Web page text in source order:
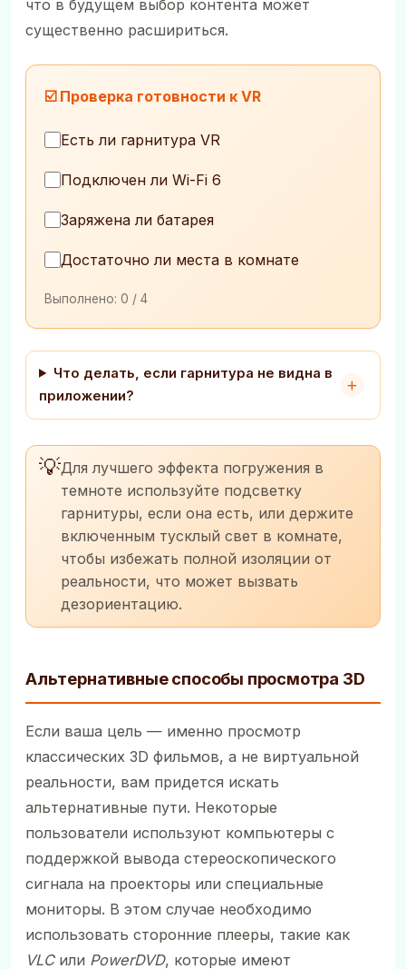
что в будущем выбор контента может
существенно расшириться.
☑️ Проверка готовности к VR
Есть ли гарнитура VR
Подключен ли Wi-Fi 6
Заряжена ли батарея
Достаточно ли места в комнате
Выполнено: 0 / 4
Что делать, если гарнитура не видна в
приложении?
💡Для лучшего эффекта погружения в
темноте используйте подсветку
гарнитуры, если она есть, или держите
включенным тусклый свет в комнате,
чтобы избежать полной изоляции от
реальности, что может вызвать
дезориентацию.
Альтернативные способы просмотра 3D
Если ваша цель — именно просмотр
классических 3D фильмов, а не виртуальной
реальности, вам придется искать
альтернативные пути. Некоторые
пользователи используют компьютеры с
поддержкой вывода стереоскопического
сигнала на проекторы или специальные
мониторы. В этом случае необходимо
использовать сторонние плееры, такие как
VLCили PowerDVD, которые имеют